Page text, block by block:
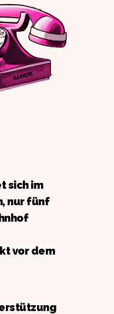
sich im
nur fünf
vor dem